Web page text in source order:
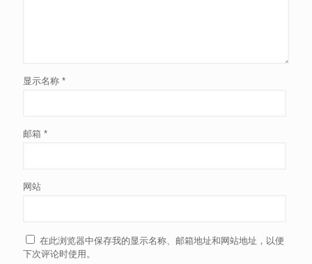
显示名称 *
邮箱 *
网站
在此浏览器中保存我的显示名称、邮箱地址和网站地址，以便
下次评论时使用。